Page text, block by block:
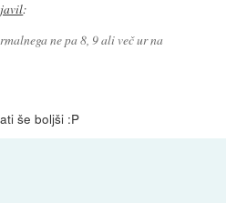
:
ne pa 8, 9 ali več ur na
še boljši :P